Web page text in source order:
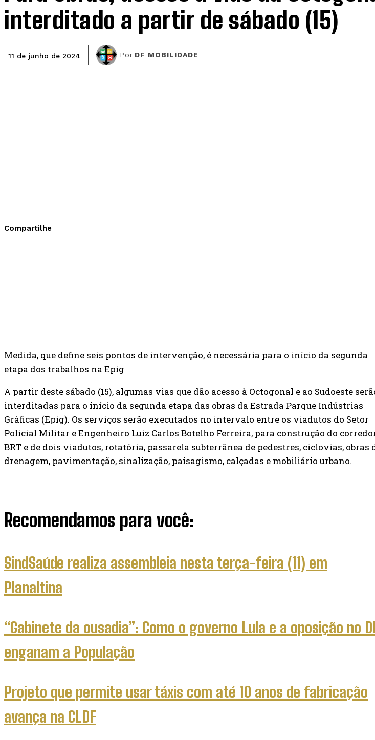
interditado a partir de sábado (15)
11 de junho de 2024 Por DF MOBILIDADE
Compartilhe
Medida, que define seis pontos de intervenção, é necessária para o início da segunda
etapa dos trabalhos na Epig
A partir deste sábado (15), algumas vias que dão acesso à Octogonal e ao Sudoeste
interditadas para o início da segunda etapa das obras da Estrada Parque Indústrias
Gráficas (Epig). Os serviços serão executados no intervalo entre os viadutos do Setor
Policial Militar e Engenheiro Luiz Carlos Botelho Ferreira, para construção do
BRT e de dois viadutos, rotatória, passarela subterrânea de pedestres, ciclovias, obras
drenagem, pavimentação, sinalização, paisagismo, calçadas e mobiliário urbano.
Recomendamos para você:
SindSaúde realiza assembleia nesta terça-feira (11) em
Planaltina
“Gabinete da ousadia”: Como o governo Lula e a oposição no
enganam a População
Projeto que permite usar táxis com até 10 anos de fabricação
avança na CLDF